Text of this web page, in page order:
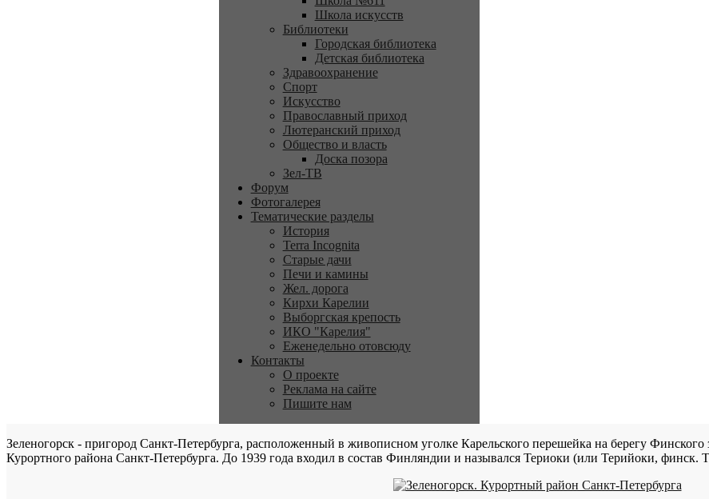
Школа искусств
Библиотеки
Городская библиотека
Детская библиотека
Здравоохранение
Спорт
Искусство
Православный приход
Лютеранский приход
Общество и власть
Доска позора
Зел-ТВ
Форум
Фотогалерея
Тематические разделы
История
Terra Incognita
Старые дачи
Печи и камины
Жел. дорога
Кирхи Карелии
Выборгская крепость
ИКО "Карелия"
Еженедельно отовсюду
Контакты
О проекте
Реклама на сайте
Пишите нам
Зеленогорск - пригород Санкт-Петербурга, расположенный в живописном уголке Карельского перешейка на берегу
Курортного района Санкт-Петербурга. До 1939 года входил в состав Финляндии и назывался Териоки (или Терийоки, финск.